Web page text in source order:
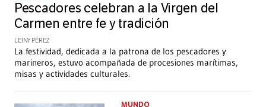
Pescadores celebran a la Virgen del
Carmen entre fe y tradición
LEINY PÉREZ
La festividad, dedicada a la patrona de los pescadores y
marineros, estuvo acompañada de procesiones marítimas,
misas y actividades culturales.
MUNDO